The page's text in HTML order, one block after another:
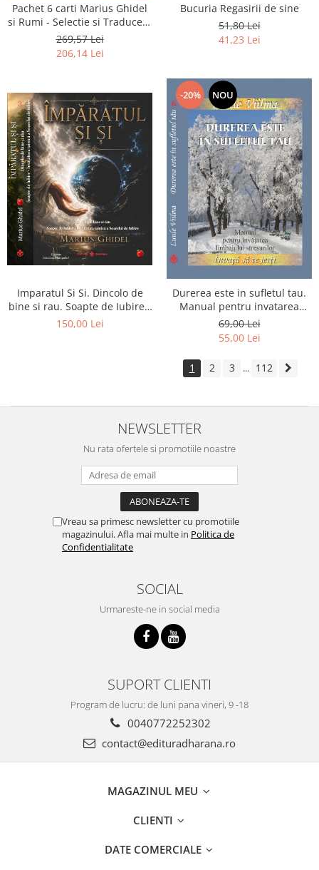
Pachet 6 carti Marius Ghidel
si Rumi - Selectie si Traducere
de Marius Ghidel
269,57 Lei
206,14 Lei
Bucuria Regasirii de sine
51,80 Lei
41,23 Lei
Imparatul Si Si. Dincolo de
bine si rau. Soapte de Iubire -
Invatatura tainica a Soarelui
150,00 Lei
-20% NOU
Durerea este in sufletul tau.
Manual pentru invatarea
limbajului stresurilor Seria
Invata sa te Ierti Luule Viilma
69,00 Lei
55,00 Lei
1 2 3 ... 112
NEWSLETTER
Nu rata ofertele si promotiile noastre
Vreau sa primesc newsletter cu promotiile
magazinului. Afla mai multe in Politica de
Confidentialitate
SOCIAL
Urmareste-ne in social media
SUPORT CLIENTI
Program de lucru: de luni pana vineri, 9 -18
0040772252302
contact@edituradharana.ro
MAGAZINUL MEU
CLIENTI
DATE COMERCIALE